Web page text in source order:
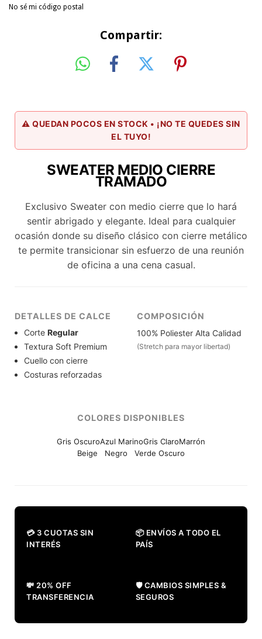
No sé mi código postal
Compartir:
⚠️ QUEDAN POCOS EN STOCK • ¡NO TE QUEDES SIN
EL TUYO!
SWEATER MEDIO CIERRE
TRAMADO
Exclusivo Sweater con medio cierre que lo hará
sentir abrigado y elegante. Ideal para cualquier
ocasión donde su diseño clásico con cierre metálico
te permite transicionar sin esfuerzo de una reunión
de oficina a una cena casual.
DETALLES DE CALCE
Corte Regular
Textura Soft Premium
Cuello con cierre
Costuras reforzadas
COMPOSICIÓN
100% Poliester Alta Calidad
(Stretch para mayor libertad)
COLORES DISPONIBLES
Gris OscuroAzul MarinoGris ClaroMarrón
Beige Negro Verde Oscuro
💳 3 CUOTAS SIN
INTERÉS
📦 ENVÍOS A TODO EL
PAÍS
💸 20% OFF
TRANSFERENCIA
🛡️ CAMBIOS SIMPLES &
SEGUROS